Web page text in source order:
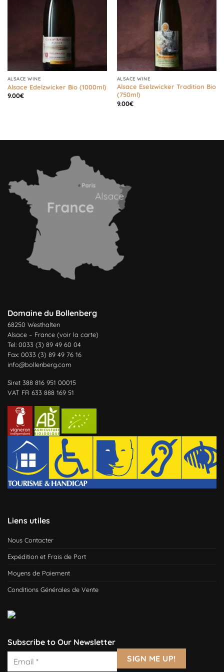
ALSACE WINE
Alsace Edelzwicker Bio (1000ml)
9.00€
ALSACE WINE
Alsace Eselzwicker Tradition Bio
(750ml)
9.00€
Domaine du Bollenberg
68250 Westhalten
Alsace – France (voir la carte)
Tel: 0033 (3) 89 49 60 04
Fax: 0033 (3) 89 49 76 16
info@bollenberg.com
Siret 388 816 951 00015
VAT FR 633 888 169 51
Liens utiles
Nous Contacter
Expédition et Frais de Port
Moyens de Paiement
Conditions Générales de Vente
Subscribe to Our Newsletter